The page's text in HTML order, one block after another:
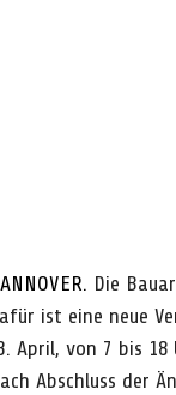
Die
ist eine neue
April, von 7 bis
Abschluss der